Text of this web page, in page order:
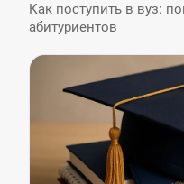
Как поступить в вуз:
абитуриентов